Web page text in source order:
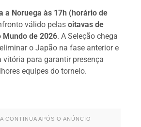
a Noruega às 17h (horário de
válido pelasoitavas de
Mundo de 2026. A Seleção chega
o Japão na fase anterior e
vitória para garantir presença
equipes do torneio.
CONTINUA APÓS O ANÚNCIO